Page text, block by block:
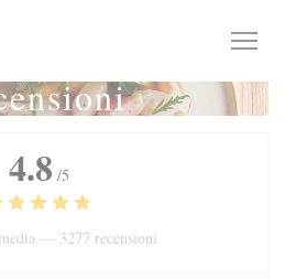
4.8 /5
— 3277 recensioni